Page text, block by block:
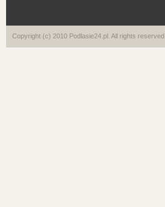
Copyright (c) 2010 Podlasie24.pl. All rights reserved